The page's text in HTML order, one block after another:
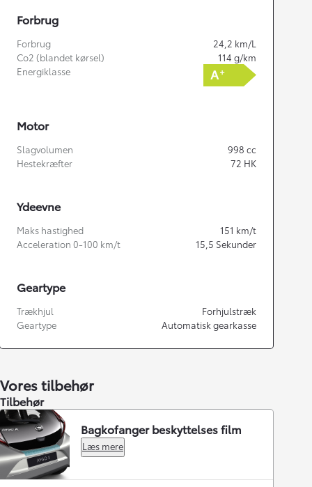
Forbrug
Forbrug 24,2 km/L
Co2 (blandet kørsel)
114 g/km
Energiklasse
Motor
Slagvolumen 998 cc
Hestekræfter
72 HK
Ydeevne
Maks hastighed 151 km/t
Acceleration 0-100 km/t
15,5 Sekunder
Geartype
Trækhjul
Forhjulstræk
Geartype
Automatisk gearkasse
Vores tilbehør
Tilbehør
Bagkofanger beskyttelses film
Læs mere